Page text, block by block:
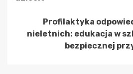
Profilaktyka
nieletnich: edukacja w
bezpiecznej